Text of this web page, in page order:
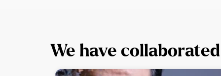
We have